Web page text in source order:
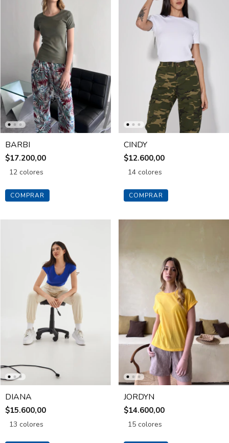
BARBI
$17.200,00
12 colores
COMPRAR
CINDY
$12.600,00
14 colores
COMPRAR
DIANA
$15.600,00
13 colores
JORDYN
$14.600,00
15 colores